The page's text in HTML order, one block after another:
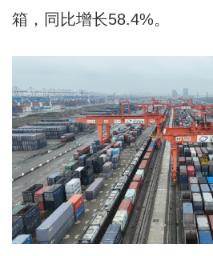
箱，同比增长58.4%。